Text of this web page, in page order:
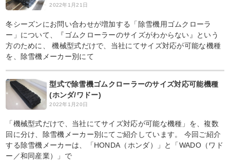
2022年1月21日
冬シーズンにお問い合わせが増加する「除雪機用ゴムクローラ
ー」について、『ゴムクローラーのサイズがわからない』という
方のために、 機械型式だけで、当社にてサイズ対応が可能な機種
を、除雪機メーカー別にて
型式で除雪機ゴムクローラーのサイズ対応可能機種
(ホンダ/ワドー)
2022年1月20日
「機械型式だけで、当社にてサイズ対応が可能な機種」を、複数
回に分け、除雪機メーカー別にてご紹介しています。 今回ご紹介
する除雪機メーカーは、「HONDA（ホンダ）」と「WADO（ワド
ー／和同産業）」で